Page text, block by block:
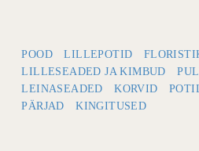
POOD LILLEPOTID
LILLESEADED JA KIMBUD
LEINASEADED
KORVID
PÄRJAD
KINGITUSED